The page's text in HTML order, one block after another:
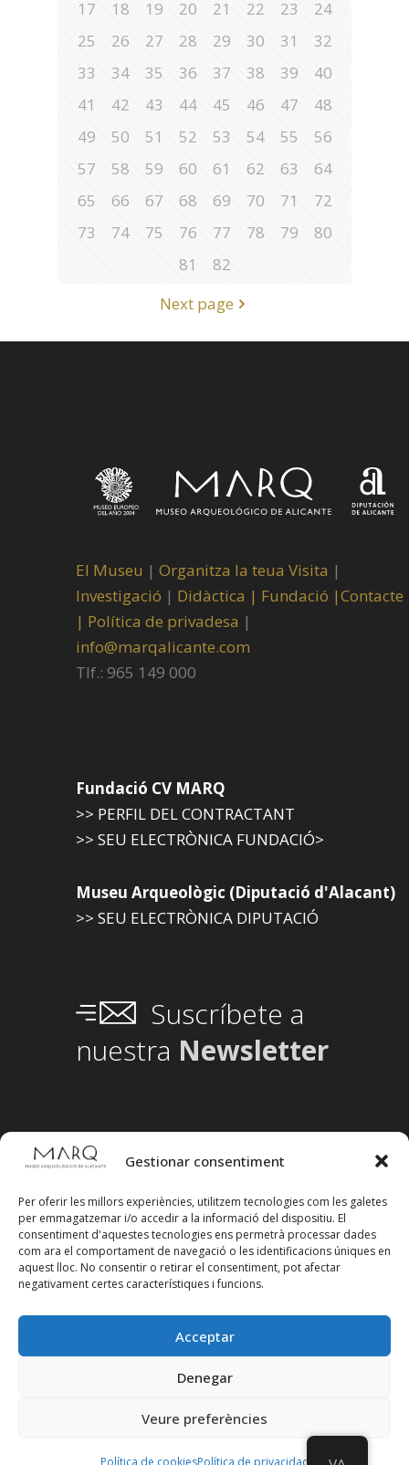
Gestionar consentiment
Per oferir les millors experiències, utilitzem tecnologies com les galetes
per emmagatzemar i/o accedir a la informació del dispositiu. El
consentiment d'aquestes tecnologies ens permetrà processar dades
com ara el comportament de navegació o les identificacions úniques en
aquest lloc. No consentir o retirar el consentiment, pot afectar
negativament certes característiques i funcions.
Acceptar
Denegar
Veure preferències
Política de cookiesPolítica de privacidad
17
18 19 20 21 22 23
24
25
26 27 28 29 30 31
32
33
34 35 36 37 38 39
40
41
42 43 44 45 46 47
48
49
50 51 52 53 54 55
56
57
58 59 60 61 62 63
64
65
66 67 68 69 70 71
72
73
74 75 76 77 78 79
80
81
82
Next page
El Museu | Organitza la teua Visita |
Investigació | Didàctica | Fundació |Contacte
| Política de privadesa |
info@marqalicante.com
Tlf.: 965 149 000
Fundació CV MARQ
>> PERFIL DEL CONTRACTANT
>> SEU ELECTRÒNICA FUNDACIÓ>
Museu Arqueològic (Diputació d'Alacant)
>> SEU ELECTRÒNICA DIPUTACIÓ
Suscríbete a
nuestra Newsletter
Segueix-nos en xarxes socials